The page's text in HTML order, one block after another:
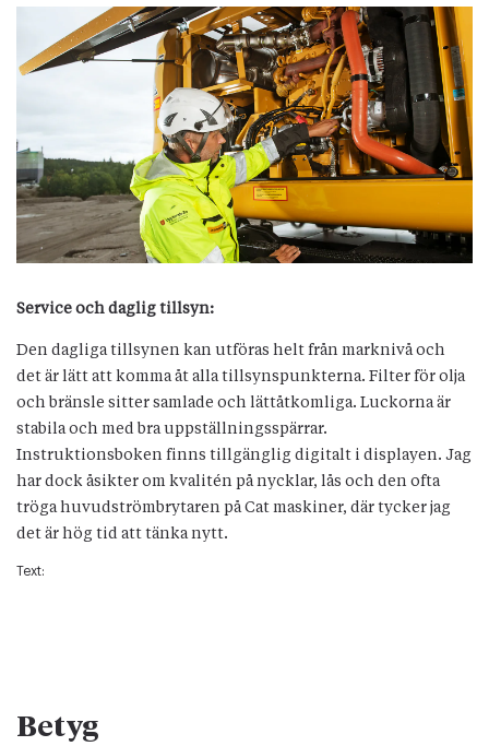
Service och daglig tillsyn:
Den dagliga tillsynen kan utföras helt från marknivå och
det är lätt att komma åt alla tillsynspunkterna. Filter för olja
och bränsle sitter samlade och lättåtkomliga. Luckorna är
stabila och med bra uppställningsspärrar.
Instruktionsboken finns tillgänglig digitalt i displayen. Jag
har dock åsikter om kvalitén på nycklar, lås och den ofta
tröga huvudströmbrytaren på Cat maskiner, där tycker jag
det är hög tid att tänka nytt.
Text:
Betyg